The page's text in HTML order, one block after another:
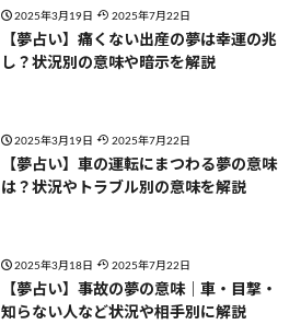
2025年3月19日 2025年7月22日
【夢占い】痛くない出産の夢は幸運の兆
し？状況別の意味や暗示を解説
2025年3月19日 2025年7月22日
【夢占い】車の運転にまつわる夢の意味
は？状況やトラブル別の意味を解説
2025年3月18日 2025年7月22日
【夢占い】事故の夢の意味｜車・目撃・
知らない人など状況や相手別に解説